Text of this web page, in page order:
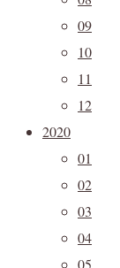
09
10
11
12
2020
01
02
03
04
05